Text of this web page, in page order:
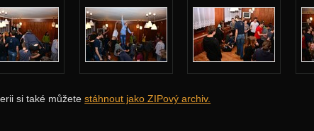
si také můžetestáhnout jako ZIPový archiv.